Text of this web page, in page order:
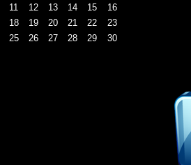
11 12 13 14 15
16
18 19 20 21 22
23
25 26 27 28 29
30